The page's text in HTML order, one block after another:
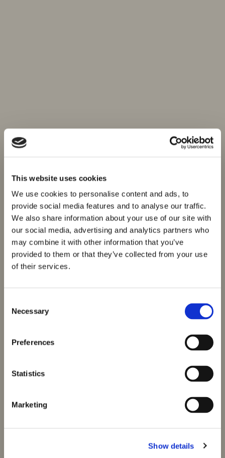
This website uses cookies
We use cookies to personalise content and ads, to
provide social media features and to analyse our traffic.
We also share information about your use of our site with
our social media, advertising and analytics partners who
may combine it with other information that you’ve
provided to them or that they’ve collected from your use
of their services.
Selection
Necessary
Preferences
Statistics
Marketing
Show details